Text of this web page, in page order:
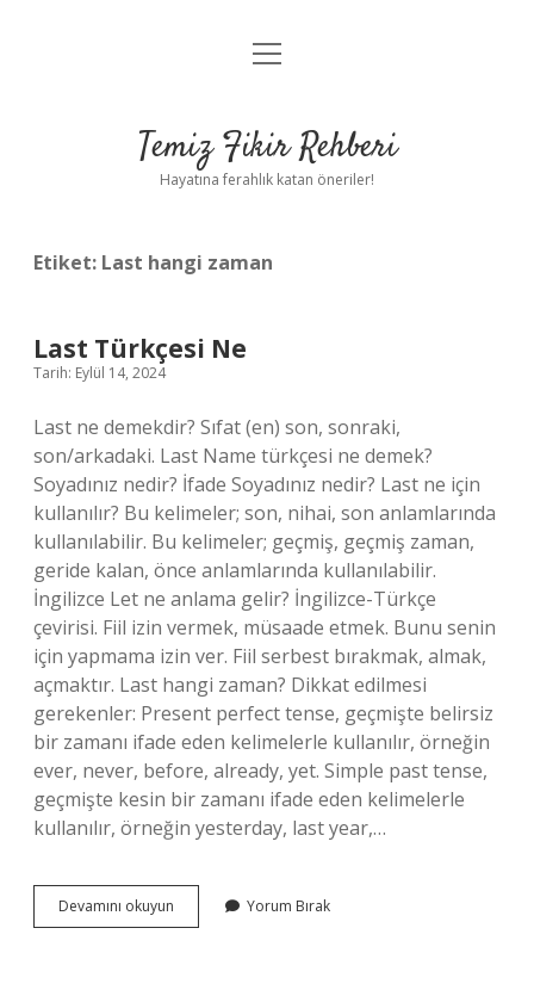
Anasayfa
Yasal Uyarı
menüyü
Temiz Fikir Rehberi
Hayatına ferahlık katan öneriler!
Etiket: Last hangi zaman
Last Türkçesi Ne
Tarih: Eylül 14, 2024
Last ne demekdir? Sıfat (en) son, sonraki,
son/arkadaki. Last Name türkçesi ne demek?
Soyadınız nedir? İfade Soyadınız nedir? Last ne için
kullanılır? Bu kelimeler; son, nihai, son anlamlarında
kullanılabilir. Bu kelimeler; geçmiş, geçmiş zaman,
geride kalan, önce anlamlarında kullanılabilir.
İngilizce Let ne anlama gelir? İngilizce-Türkçe
çevirisi. Fiil izin vermek, müsaade etmek. Bunu senin
için yapmama izin ver. Fiil serbest bırakmak, almak,
açmaktır. Last hangi zaman? Dikkat edilmesi
gerekenler: Present perfect tense, geçmişte belirsiz
bir zamanı ifade eden kelimelerle kullanılır, örneğin
ever, never, before, already, yet. Simple past tense,
geçmişte kesin bir zamanı ifade eden kelimelerle
kullanılır, örneğin yesterday, last year,…
Devamını okuyun
Türkçesi
Yorum Bırak